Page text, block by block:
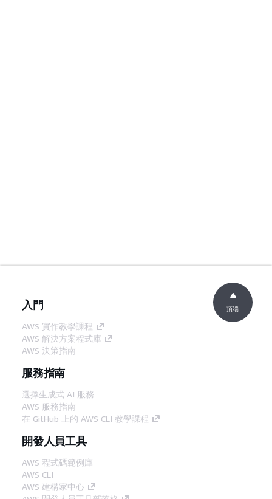
入門
AWS 實作教學課程
AWS 解決方案程式庫
AWS 決策指南
服務指南
選擇生成式 AI 服務
AWS 服務指南
在 GitHub 上的 AWS CLI 教學課程
開發人員工具
AWS 程式碼範例庫
AWS CLI
AWS 建構家中心
頂端